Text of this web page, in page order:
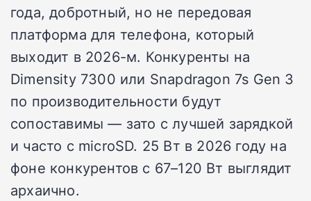
года, добротный, но не передовая
платформа для телефона, который
выходит в 2026-м. Конкуренты на
Dimensity 7300 или Snapdragon 7s Gen 3
по производительности будут
сопоставимы — зато с лучшей зарядкой
и часто с microSD. 25 Вт в 2026 году на
фоне конкурентов с 67–120 Вт выглядит
архаично.